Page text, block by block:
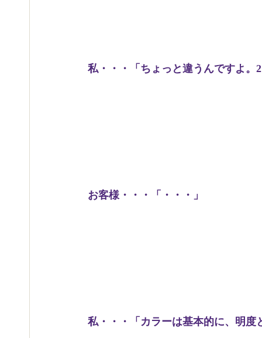
私・・・「ちょっと違うんですよ。
お客様・・・「・・・」
私・・・「カラーは基本的に、明度